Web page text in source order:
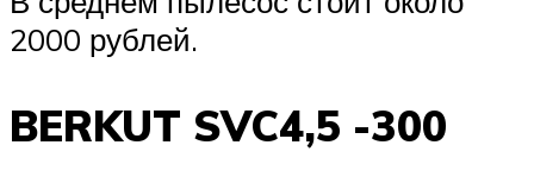
2000 рублей.
BERKUT SVC4,5 -300